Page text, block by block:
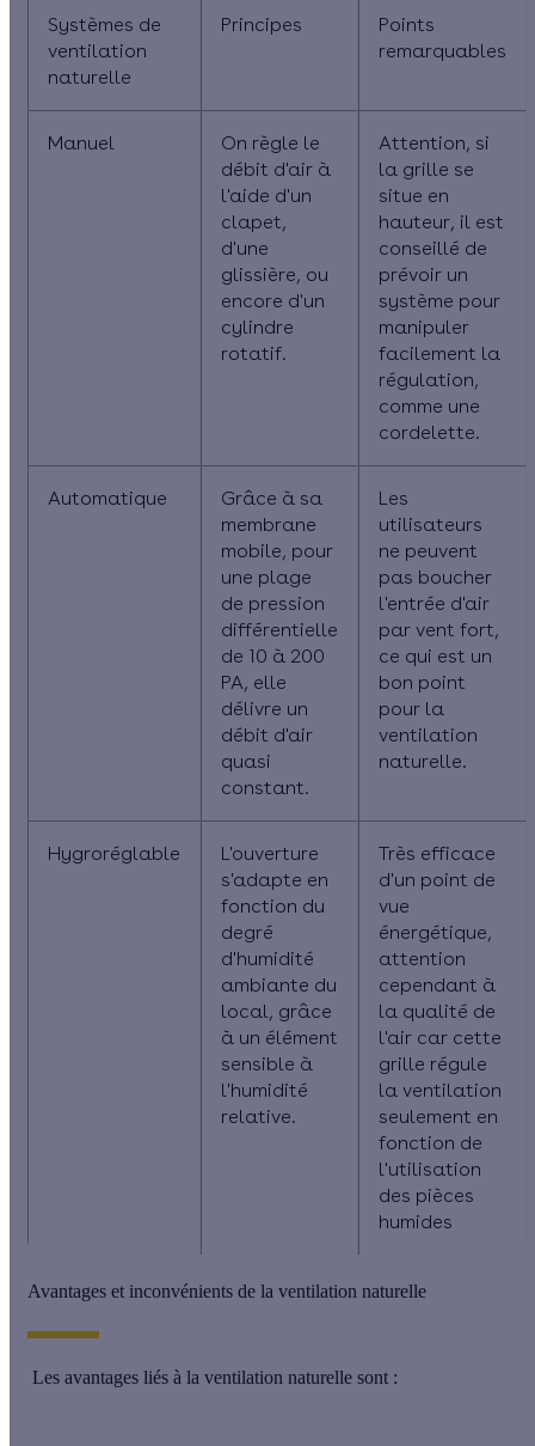
Systèmes de
ventilation
naturelle
Principes
Points
remarquables
Manuel
On règle le
débit d'air à
l'aide d'un
clapet,
d'une
glissière, ou
encore d'un
cylindre
rotatif.
Attention, si
la grille se
situe en
hauteur, il est
conseillé de
prévoir un
système pour
manipuler
facilement la
régulation,
comme une
cordelette.
Automatique
Grâce à sa
membrane
mobile, pour
une plage
de pression
différentielle
de 10 à 200
PA, elle
délivre un
débit d'air
quasi
constant.
Les
utilisateurs
ne peuvent
pas boucher
l'entrée d'air
par vent fort,
ce qui est un
bon point
pour la
ventilation
naturelle.
Hygroréglable
L'ouverture
s'adapte en
fonction du
degré
d'humidité
ambiante du
local, grâce
à un élément
sensible à
l'humidité
relative.
Très efficace
d'un point de
vue
énergétique,
attention
cependant à
la qualité de
l'air car cette
grille régule
la ventilation
seulement en
fonction de
l'utilisation
des pièces
humides
Avantages et inconvénients de la ventilation naturelle
Les avantages liés à la ventilation naturelle sont :